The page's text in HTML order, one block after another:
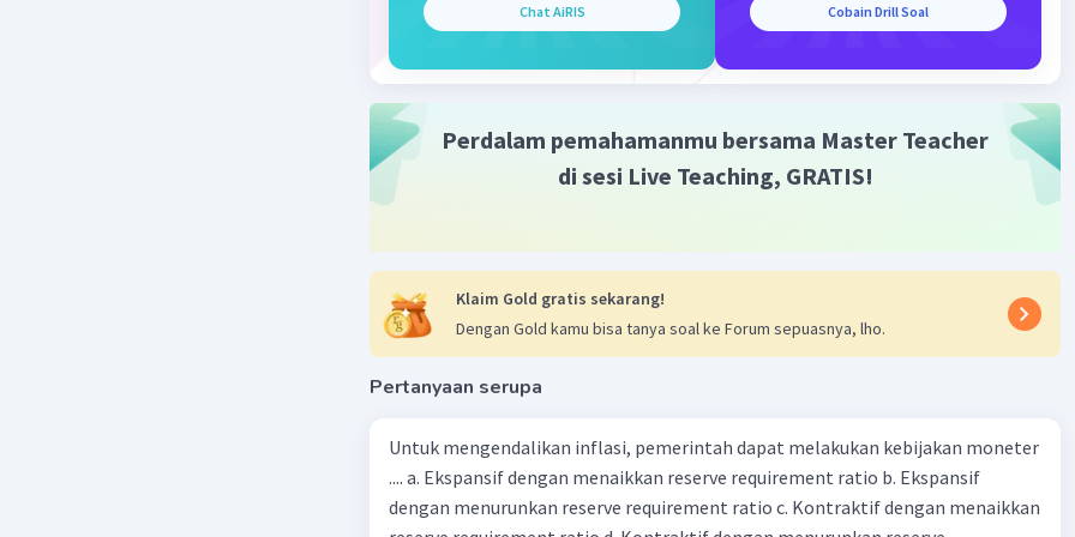
Beri Rating·0.0 Balas
Dibakar
Dipukul atau dijatuhkan
Dialiri arus bolak-balik (AC)
Salam dalam penyimpanan
Beri Rating ·0.0(0) Balas
Chat AiRIS Cobain Drill Soal
Perdalam pemahamanmu bersama Master Teacher
di sesi Live Teaching, GRATIS!
Klaim Gold gratis sekarang!
Dengan Gold kamu bisa tanya soal ke Forum sepuasnya, lho.
Pertanyaan serupa
Untuk mengendalikan inflasi, pemerintah dapat melakukan kebijakan moneter
.... a. Ekspansif dengan menaikkan reserve requirement ratio b. Ekspansif
dengan menurunkan reserve requirement ratio c. Kontraktif dengan menaikkan